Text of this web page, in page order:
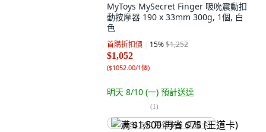
MyToys MySecret Finger 吸吮震動扣
動按摩器 190 x 33mm 300g, 1個, 白
色
首購折扣價 15%$1,252
$1,052
($1052.00/1個)
明天 8/10 (一) 預計送達
(1)
满 $1,500 再省 $75 (王道卡)